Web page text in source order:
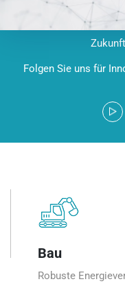
Folgen Sie uns für
Bau
Robuste